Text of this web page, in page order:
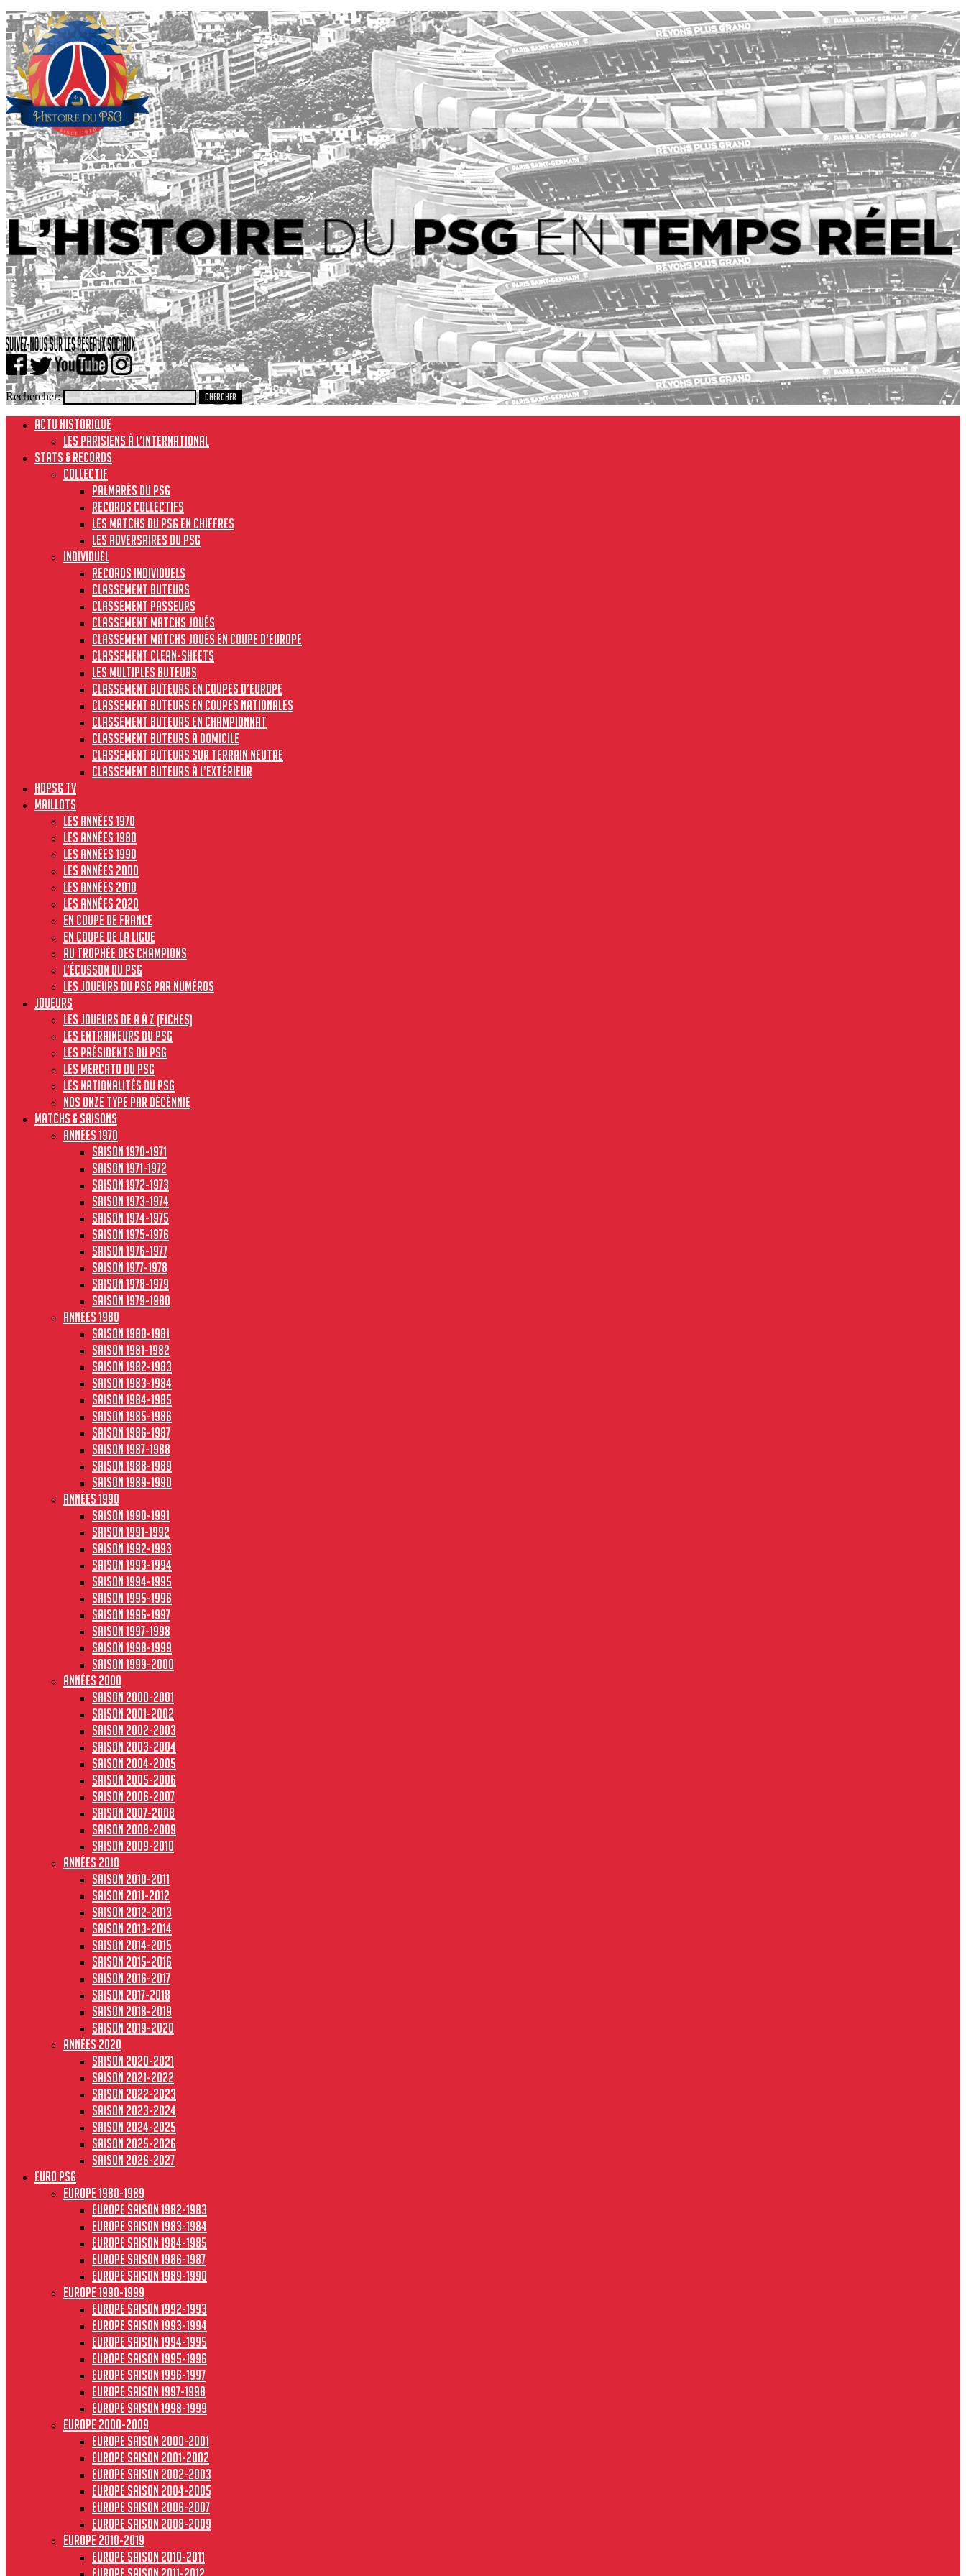
Rechercher:
ACTU HISTORIQUE
Les Parisiens à l’international
STATS & RECORDS
Collectif
Palmarès du PSG
Records collectifs
Les matchs du PSG en chiffres
Les adversaires du PSG
Individuel
Records individuels
Classement buteurs
Classement passeurs
Classement matchs joués
Classement matchs joués en Coupe d’Europe
Classement clean-sheets
Les multiples buteurs
Classement buteurs en coupes d’Europe
Classement buteurs en coupes nationales
Classement buteurs en championnat
Classement buteurs à domicile
Classement buteurs sur terrain neutre
Classement buteurs à l’extérieur
HdPSG TV
MAILLOTS
Les années 1970
Les années 1980
Les années 1990
Les années 2000
Les années 2010
Les années 2020
En Coupe de France
En Coupe de la Ligue
Au Trophée des Champions
L’écusson du PSG
Les joueurs du PSG par numéros
JOUEURS
Les joueurs de A à Z (fiches)
Les entraineurs du PSG
Les présidents du PSG
Les Mercato du PSG
Les nationalités du PSG
Nos onze type par décénnie
MATCHS & SAISONS
Années 1970
Saison 1970-1971
Saison 1971-1972
Saison 1972-1973
Saison 1973-1974
Saison 1974-1975
Saison 1975-1976
Saison 1976-1977
Saison 1977-1978
Saison 1978-1979
Saison 1979-1980
Années 1980
Saison 1980-1981
Saison 1981-1982
Saison 1982-1983
Saison 1983-1984
Saison 1984-1985
Saison 1985-1986
Saison 1986-1987
Saison 1987-1988
Saison 1988-1989
Saison 1989-1990
Années 1990
Saison 1990-1991
Saison 1991-1992
Saison 1992-1993
Saison 1993-1994
Saison 1994-1995
Saison 1995-1996
Saison 1996-1997
Saison 1997-1998
Saison 1998-1999
Saison 1999-2000
Années 2000
Saison 2000-2001
Saison 2001-2002
Saison 2002-2003
Saison 2003-2004
Saison 2004-2005
Saison 2005-2006
Saison 2006-2007
Saison 2007-2008
Saison 2008-2009
Saison 2009-2010
Années 2010
Saison 2010-2011
Saison 2011-2012
Saison 2012-2013
Saison 2013-2014
Saison 2014-2015
Saison 2015-2016
Saison 2016-2017
Saison 2017-2018
Saison 2018-2019
Saison 2019-2020
Années 2020
Saison 2020-2021
Saison 2021-2022
Saison 2022-2023
Saison 2023-2024
Saison 2024-2025
Saison 2025-2026
Saison 2026-2027
Euro PSG
Europe 1980-1989
Europe saison 1982-1983
Europe Saison 1983-1984
Europe saison 1984-1985
Europe saison 1986-1987
Europe saison 1989-1990
Europe 1990-1999
Europe saison 1992-1993
Europe saison 1993-1994
Europe saison 1994-1995
Europe saison 1995-1996
Europe saison 1996-1997
Europe Saison 1997-1998
Europe saison 1998-1999
Europe 2000-2009
Europe saison 2000-2001
Europe saison 2001-2002
Europe saison 2002-2003
Europe saison 2004-2005
Europe saison 2006-2007
Europe saison 2008-2009
Europe 2010-2019
Europe saison 2010-2011